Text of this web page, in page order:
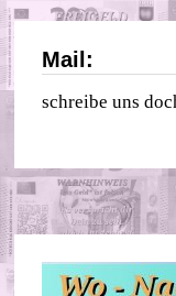
Mail:
schreibe uns